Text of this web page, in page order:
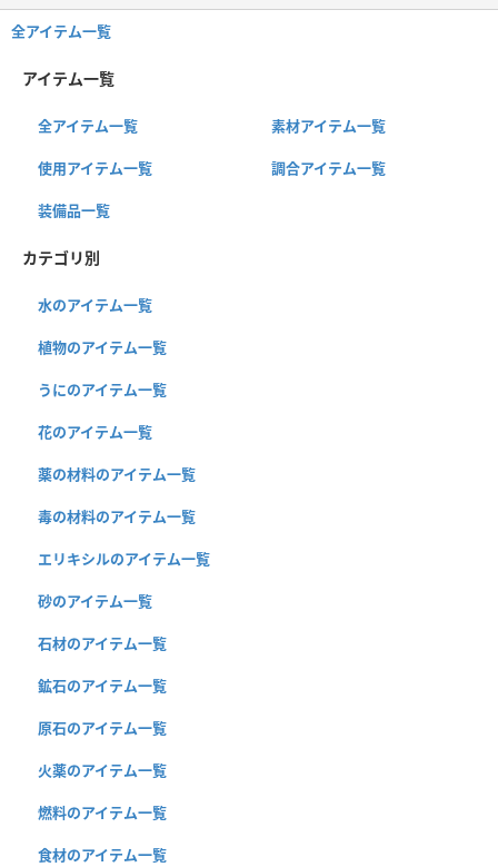
全アイテム一覧
アイテム一覧
全アイテム一覧 素材アイテム一覧
使用アイテム一覧 調合アイテム一覧
装備品一覧
カテゴリ別
水のアイテム一覧
植物のアイテム一覧
うにのアイテム一覧
花のアイテム一覧
薬の材料のアイテム一覧
毒の材料のアイテム一覧
エリキシルのアイテム一覧
砂のアイテム一覧
石材のアイテム一覧
鉱石のアイテム一覧
原石のアイテム一覧
火薬のアイテム一覧
燃料のアイテム一覧
食材のアイテム一覧